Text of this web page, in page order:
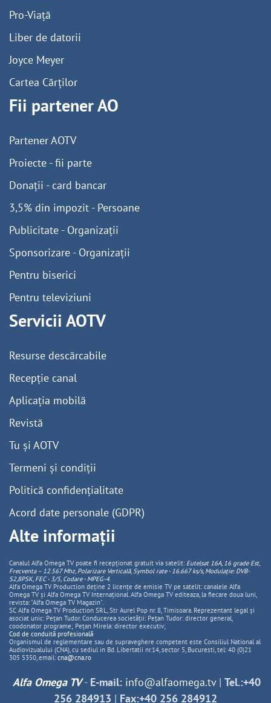
Pro-Viață
Liber de datorii
Joyce Meyer
Cartea Cărților
Fii partener AO
Partener AOTV
Proiecte - fii parte
Donații - card bancar
3,5% din impozit - Persoane
Publicitate - Organizații
Sponsorizare - Organizații
Pentru biserici
Pentru televiziuni
Servicii AOTV
Resurse descărcabile
Recepție canal
Aplicația mobilă
Revistă
Tu și AOTV
Termeni și condiții
Politică confidențialitate
Acord date personale (GDPR)
Alte informații
Canalul Alfa Omega TV poate fi recepționat gratuit via satelit: Eutelsat 16A, 16 grade Est,
Frecventa – 12.567 Mhz, PolarizareVerticală, Symbol rate - 16.667 ks/s, Modulație: DVB-
S2,8PSK, FEC - 3/5, Codare - MPEG-4.
Alfa Omega TV Production deține 2 licențe de emisie TV pe satelit: canalele Alfa
Omega TV și Alfa Omega TV Internațional. Alfa Omega TV editeaza, la fiecare doua luni,
revista: "Alfa Omega TV Magazin".
SC Alfa Omega TV Production SRL, Str Aurel Pop nr. 8, Timisoara. Reprezentant legal și
asociat unic: Pețan Tudor. Conducerea societății: Pețan Tudor: director general,
coodonator programe; Pețan Mirela: director executiv;
Cod de conduită profesională
Organismul de reglementare sau de supraveghere competent este Consiliul National al
Audiovizualului (CNA), cu sediul in Bd. Libertatii nr.14, sector 5, Bucuresti, tel: 40 (0)21
305 5350, email: cna@cna.ro
Alfa Omega TV- E-mail: info@alfaomega.tv| Tel.:+40
256 284913 | Fax:+40 256 284912